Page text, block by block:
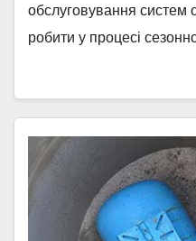
обслуговування систем
робити у процесі